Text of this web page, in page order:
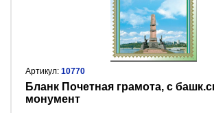
Артикул: 10770
Бланк Почетная грамота, с
монумент